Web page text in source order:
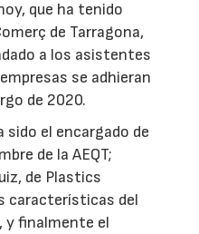
que ha tenido
de Tarragona,
a los asistentes
se adhieran
de 2020.
sido el encargado de
de la AEQT;
de Plastics
características del
y finalmente el